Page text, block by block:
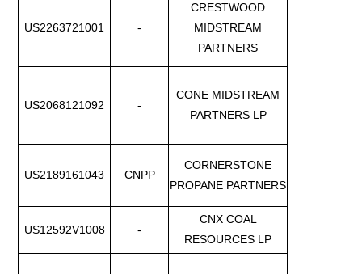
US2263721001 -
CRESTWOOD
MIDSTREAM
PARTNERS
US2068121092 -
CONE MIDSTREAM
PARTNERS LP
US2189161043 CNPP
CORNERSTONE
PROPANE PARTNERS
US12592V1008 -
CNX COAL
RESOURCES LP